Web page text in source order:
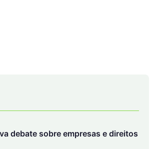
debate sobre empresas e direitos